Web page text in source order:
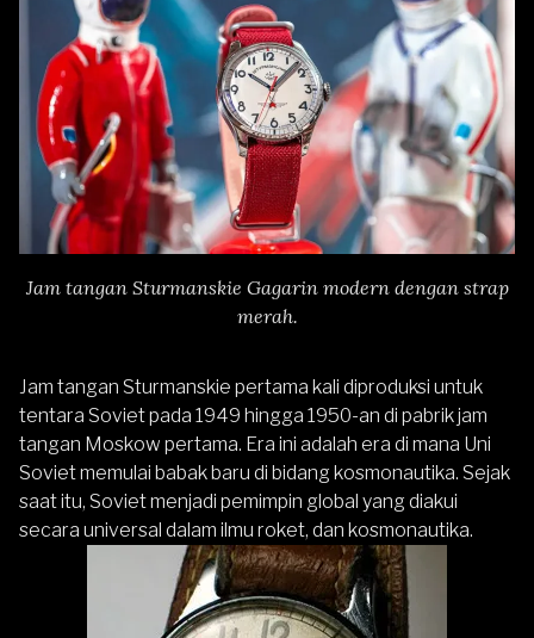
Jam tangan Sturmanskie Gagarin modern dengan strap
merah.
Jam tangan Sturmanskie pertama kali diproduksi untuk
tentara Soviet pada 1949 hingga 1950-an di pabrik jam
tangan Moskow pertama. Era ini adalah era di mana Uni
Soviet memulai babak baru di bidang kosmonautika. Sejak
saat itu, Soviet menjadi pemimpin global yang diakui
secara universal dalam ilmu roket, dan kosmonautika.